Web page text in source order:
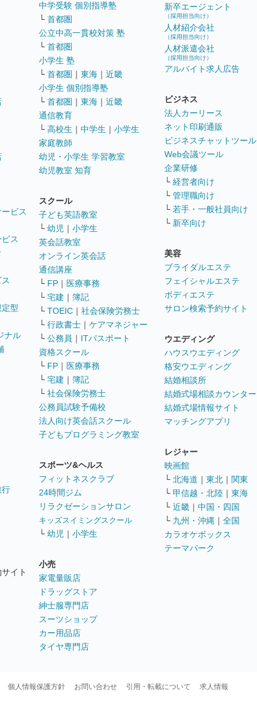
ビス
ス
型
ナル
行
イト
中学受験 個別指導塾
└ 首都圏
公立中高一貫校対策 塾
└ 首都圏
小学生 塾
└ 首都圏 ｜ 東海 ｜ 近畿
小学生 個別指導塾
└ 首都圏 ｜ 東海 ｜ 近畿
通信教育
└ 高校生 ｜ 中学生 ｜ 小学生
家庭教師
幼児・小学生 学習教室
幼児教室 知育
スクール
子ども英語教室
└ 幼児 ｜ 小学生
英会話教室
オンライン英会話
通信講座
└ FP ｜ 医療事務
└ 宅建 ｜ 簿記
└ TOEIC ｜ 社会保険労務士
└ 行政書士 ｜ ケアマネジャー
└ 公務員 ｜ ITパスポート
資格スクール
└ FP ｜ 医療事務
└ 宅建 ｜ 簿記
└ 社会保険労務士
公務員試験予備校
法人向け英会話スクール
子どもプログラミング教室
スポーツ&ヘルス
フィットネスクラブ
24時間ジム
リラクゼーションサロン
キッズスイミングスクール
└ 幼児 ｜ 小学生
小売
家電量販店
ドラッグストア
紳士服専門店
スーツショップ
カー用品店
タイヤ専門店
新卒エージェント
（採用担当向け）
人材紹介会社
（採用担当向け）
人材派遣会社
（採用担当向け）
アルバイト求人広告
ビジネス
法人カーリース
ネット印刷通販
ビジネスチャットツール
Web会議ツール
企業研修
└ 経営者向け
└ 管理職向け
└ 若手・一般社員向け
└ 新卒向け
美容
ブライダルエステ
フェイシャルエステ
ボディエステ
サロン検索予約サイト
ウエディング
ハウスウエディング
格安ウエディング
結婚相談所
結婚式場相談カウンター
結婚式場情報サイト
マッチングアプリ
レジャー
映画館
└ 北海道 ｜ 東北 ｜ 関東
└ 甲信越・北陸 ｜ 東海
└ 近畿 ｜ 中国・四国
└ 九州・沖縄 ｜ 全国
カラオケボックス
テーマパーク
個人情報保護方針 お問い合わせ 引用・転載について 求人情報